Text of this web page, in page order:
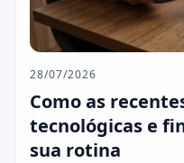
28/07/2026
Como as
tecnológicas e
sua rotina